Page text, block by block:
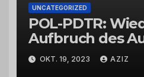
UNCATEGORIZED
POL-PDTR:
Aufbruch des
Hermeskeil am
OKT. 19, 2023 AZIZ